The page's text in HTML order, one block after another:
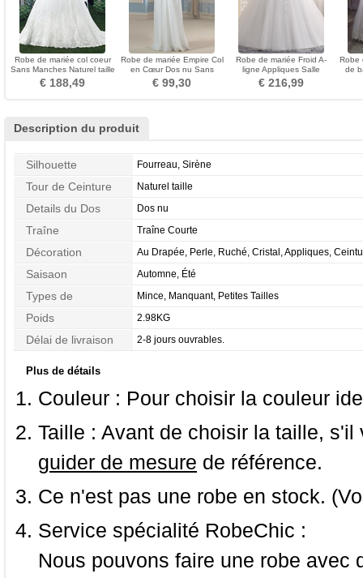
Robe de mariée col coeur
Sans Manches Naturel taille
Longue Bouton
€ 188,49
Robe de mariée Empire Col
en Cœur Dos nu Sans
Manches Mousseline de
soie
€ 99,30
Robe de mariée Froid A-
ligne Appliques Salle
Manche Longue Haute
Couvert
€ 216,99
Robe
de
Description du produit
Silhouette Fourreau, Sirène
Tour de Ceinture Naturel taille
Details du Dos Dos nu
Traîne Traîne Courte
Décoration
Au Drapée, Perle, Ruché, Cristal, Appliques,
Étoffe
Saisaon Automne, Été
Types de
Morphologie
Mince, Manquant, Petites Tailles
Poids 2.98KG
Délai de livraison 2-8 jours ouvrables.
Plus de détails
Couleur : Pour choisir la couleur
Taille : Avant de choisir la taille,
guider de mesure de référence.
Ce n'est pas une robe en stock.
Service spécialité RobeChic :
Nous pouvons faire une robe